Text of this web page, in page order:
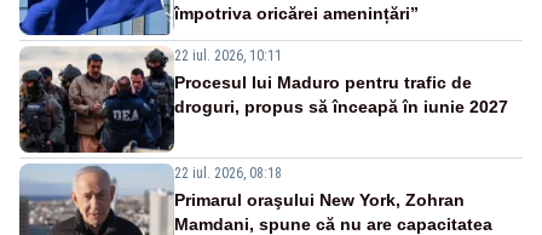
împotriva oricărei amenințări”
22 iul. 2026, 10:11
Procesul lui Maduro pentru trafic de
droguri, propus să înceapă în iunie 2027
22 iul. 2026, 08:18
Primarul oraşului New York, Zohran
Mamdani, spune că nu are capacitatea